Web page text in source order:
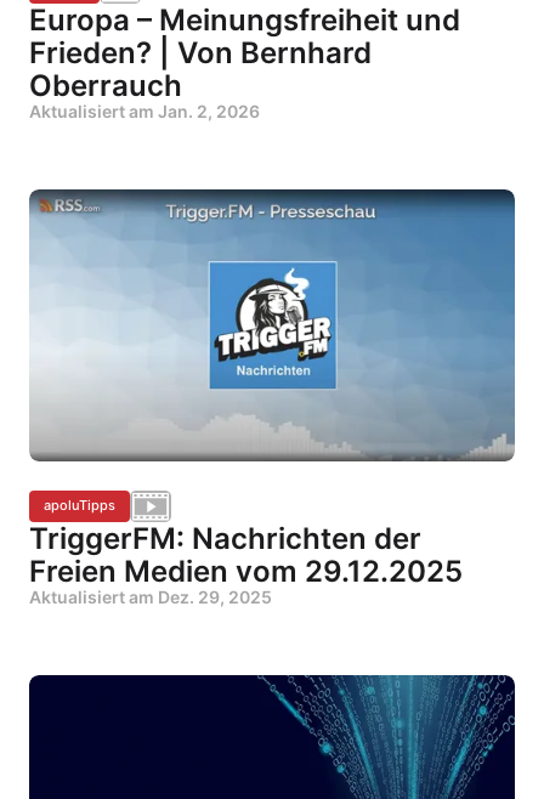
Europa – Meinungsfreiheit und
Frieden? | Von Bernhard
Oberrauch
Aktualisiert am Jan. 2, 2026
apoluTipps
TriggerFM: Nachrichten der
Freien Medien vom 29.12.2025
Aktualisiert am Dez. 29, 2025